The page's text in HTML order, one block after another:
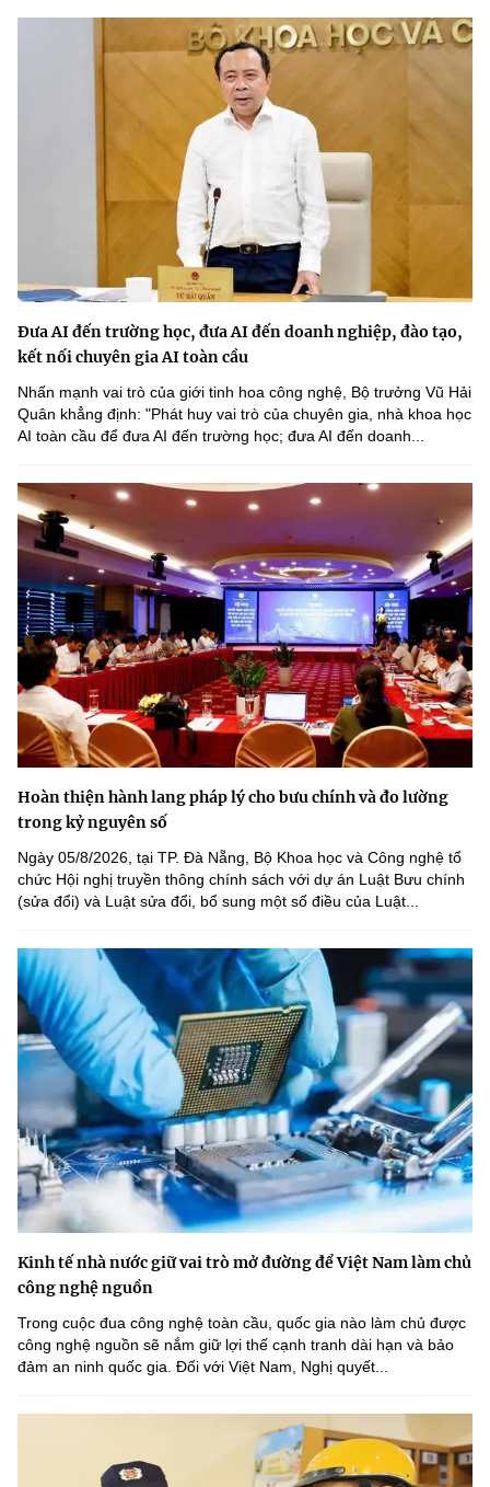
Đưa AI đến trường học, đưa AI đến doanh nghiệp, đào tạo,
kết nối chuyên gia AI toàn cầu
Nhấn mạnh vai trò của giới tinh hoa công nghệ, Bộ trưởng Vũ Hải
Quân khẳng định: "Phát huy vai trò của chuyên gia, nhà khoa học
AI toàn cầu để đưa AI đến trường học; đưa AI đến doanh...
Hoàn thiện hành lang pháp lý cho bưu chính và đo lường
trong kỷ nguyên số
Ngày 05/8/2026, tại TP. Đà Nẵng, Bộ Khoa học và Công nghệ tổ
chức Hội nghị truyền thông chính sách với dự án Luật Bưu chính
(sửa đổi) và Luật sửa đổi, bổ sung một số điều của Luật...
Kinh tế nhà nước giữ vai trò mở đường để Việt Nam làm chủ
công nghệ nguồn
Trong cuộc đua công nghệ toàn cầu, quốc gia nào làm chủ được
công nghệ nguồn sẽ nắm giữ lợi thế cạnh tranh dài hạn và bảo
đảm an ninh quốc gia. Đối với Việt Nam, Nghị quyết...